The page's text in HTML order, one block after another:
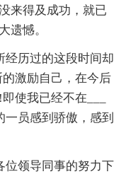
来得及成功，就已
遗憾。
经历过的这段时间却
激励自己，在今后
使我已经不在___
员感到骄傲，感到
位领导同事的努力下